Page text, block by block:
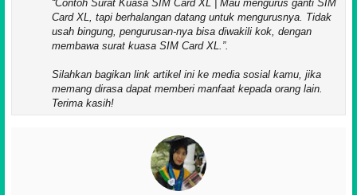
Contoh Surat Kuasa SIM Card XL | Mau mengurus ganti SIM
Card XL, tapi berhalangan datang untuk mengurusnya. Tidak
usah bingung, pengurusan-nya bisa diwakili kok, dengan
membawa surat kuasa SIM Card XL.
.
Silahkan bagikan link artikel ini ke media sosial kamu, jika
memang dirasa dapat memberi manfaat kepada orang lain.
Terima kasih!